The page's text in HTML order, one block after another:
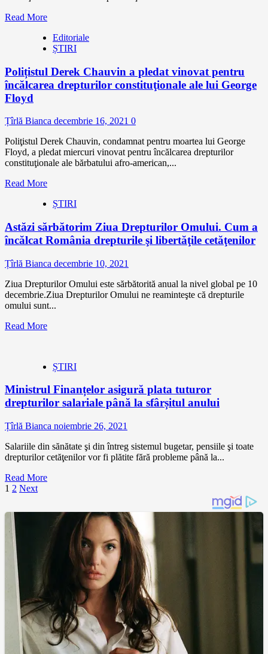
Read More
Editoriale
ȘTIRI
Polițistul Derek Chauvin a pledat vinovat pentru
încălcarea drepturilor constituţionale ale lui George
Floyd
Țîrlă Bianca decembrie 16, 2021 0
Poliţistul Derek Chauvin, condamnat pentru moartea lui George
Floyd, a pledat miercuri vinovat pentru încălcarea drepturilor
constituţionale ale bărbatului afro-american,...
Read More
ȘTIRI
Astăzi sărbătorim Ziua Drepturilor Omului. Cum a
încălcat România drepturile şi libertăţile cetăţenilor
Țîrlă Bianca decembrie 10, 2021
Ziua Drepturilor Omului este sărbătorită anual la nivel global pe 10
decembrie.Ziua Drepturilor Omului ne reaminteşte că drepturile
omului sunt...
Read More
ȘTIRI
Ministrul Finanțelor asigură plata tuturor
drepturilor salariale până la sfârșitul anului
Țîrlă Bianca noiembrie 26, 2021
Salariile din sănătate şi din întreg sistemul bugetar, pensiile şi toate
drepturilor cetăţenilor vor fi plătite fără probleme până la...
Read More
Paginație
1 2 Next